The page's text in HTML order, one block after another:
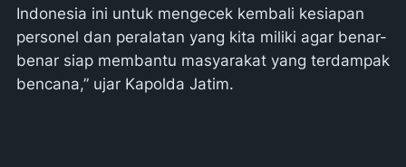
Indonesia ini untuk mengecek kembali kesiapan
personel dan peralatan yang kita miliki agar benar-
benar siap membantu masyarakat yang terdampak
bencana,” ujar Kapolda Jatim.